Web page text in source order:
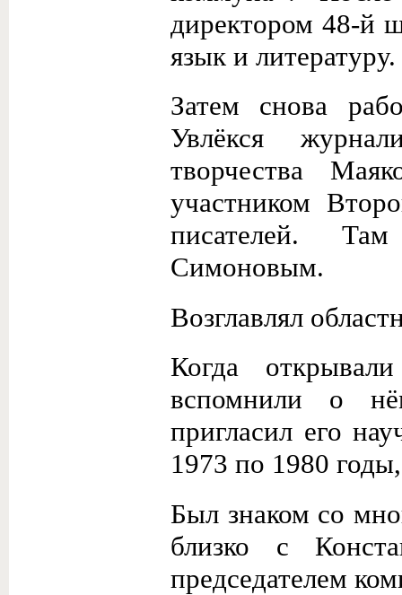
директором 48-й
язык и литературу.
Затем снова
Увлёкся
творчества
участником
писателей.
Симоновым.
Возглавлял
Когда
вспомнили о
пригласил его
1973 по 1980
Был знаком со
близко с
председателем